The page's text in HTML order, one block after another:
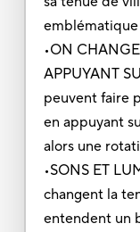
•ON
APPUYANT
peuvent faire
en appuyant
alors une
•SONS ET
changent la
entendent un